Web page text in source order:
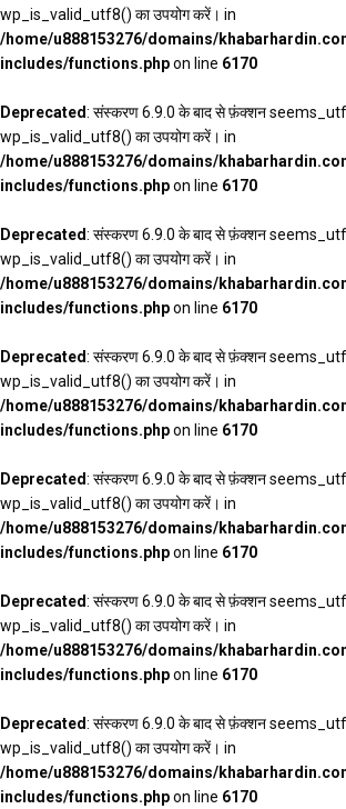
wp_is_valid_utf8() का उपयोग करें। in
/home/u888153276/domains/
includes/functions.phpon line 6170
Deprecated: संस्करण 6.9.0 के बाद से फ़ंक्शन
wp_is_valid_utf8() का उपयोग करें। in
/home/u888153276/domains/
includes/functions.phpon line 6170
Deprecated: संस्करण 6.9.0 के बाद से फ़ंक्शन
wp_is_valid_utf8() का उपयोग करें। in
/home/u888153276/domains/
includes/functions.phpon line 6170
Deprecated: संस्करण 6.9.0 के बाद से फ़ंक्शन
wp_is_valid_utf8() का उपयोग करें। in
/home/u888153276/domains/
includes/functions.phpon line 6170
Deprecated: संस्करण 6.9.0 के बाद से फ़ंक्शन
wp_is_valid_utf8() का उपयोग करें। in
/home/u888153276/domains/
includes/functions.phpon line 6170
Deprecated: संस्करण 6.9.0 के बाद से फ़ंक्शन
wp_is_valid_utf8() का उपयोग करें। in
/home/u888153276/domains/
includes/functions.phpon line 6170
Deprecated: संस्करण 6.9.0 के बाद से फ़ंक्शन
wp_is_valid_utf8() का उपयोग करें। in
/home/u888153276/domains/
includes/functions.phpon line 6170